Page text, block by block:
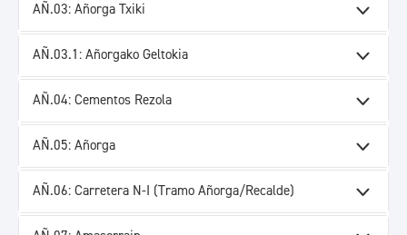
AÑ.03: Añorga Txiki
AÑ.03.1: Añorgako Geltokia
AÑ.04: Cementos Rezola
AÑ.05: Añorga
AÑ.06: Carretera N-I (Tramo Añorga/Recalde)